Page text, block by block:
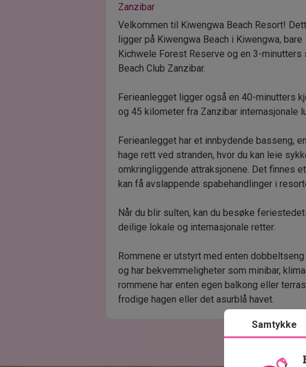
Zanzibar
Velkommen til Kiwengwa Beach Resort!
ligger på Kiwengwa Beach i Kiwengwa,
Kichwele Forest Reserve og en 3-minutters
Beach Club Zanzibar.
Ferieanlegget ligger også en 40-minutters
og 45 kilometer fra Zanzibar internasjonale
Ferieanlegget har et innbydende basseng,
hage rett ved stranden, hvor du kan leie
omkringliggende attraksjonene. Det finnes
kan få avslappende spabehandlinger i
Når du blir sulten, kan du besøke
deilige lokale og internasjonale retter.
Rommene er utstyrt med enten
og har bekvemmeligheter som minibar,
rommene har enten egen balkong eller
frodige hagen eller det asurblå havet.
Samtykke